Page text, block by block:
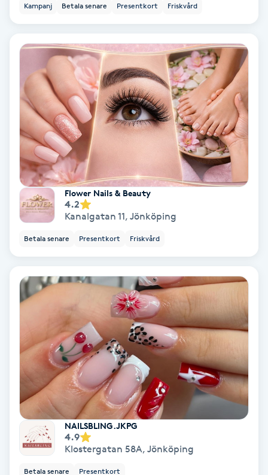
Kinesisk medicin
Kiropraktik
Klangmassage
Klippning
Klippning & Slingor
Klippning ungdom
Kostrådgivning
Kroppsinpackning
Kroppspeeling
Käkledsbehandling
Kärlbehandling
Kampanj Betala senare Presentkort Friskvård
Flower Nails & Beauty
4.2
Kanalgatan 11, Jönköping
Betala senare Presentkort Friskvård
NAILSBLING.JKPG
4.9
Klostergatan 58A, Jönköping
Betala senare Presentkort